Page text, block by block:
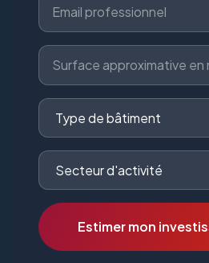
Estimer mon